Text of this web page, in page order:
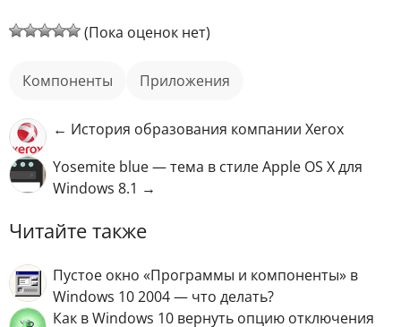
(Пока оценок нет)
компоненты приложения
← История образования компании Xerox
Yosemite blue — тема в стиле Apple OS X для
Windows 8.1 →
Читайте также
Пустое окно «Программы и компоненты» в
Windows 10 2004 — что делать?
Как в Windows 10 вернуть опцию отключения